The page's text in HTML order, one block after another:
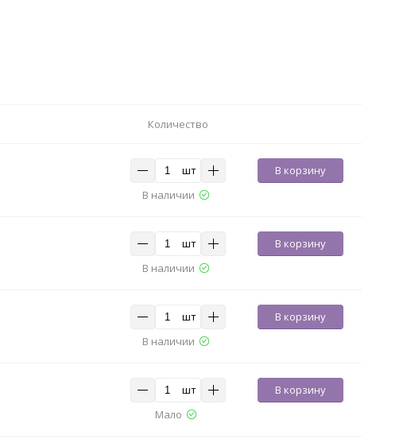
Количество
шт
В корзину
В наличии
шт
В корзину
В наличии
шт
В корзину
В наличии
шт
В корзину
Мало